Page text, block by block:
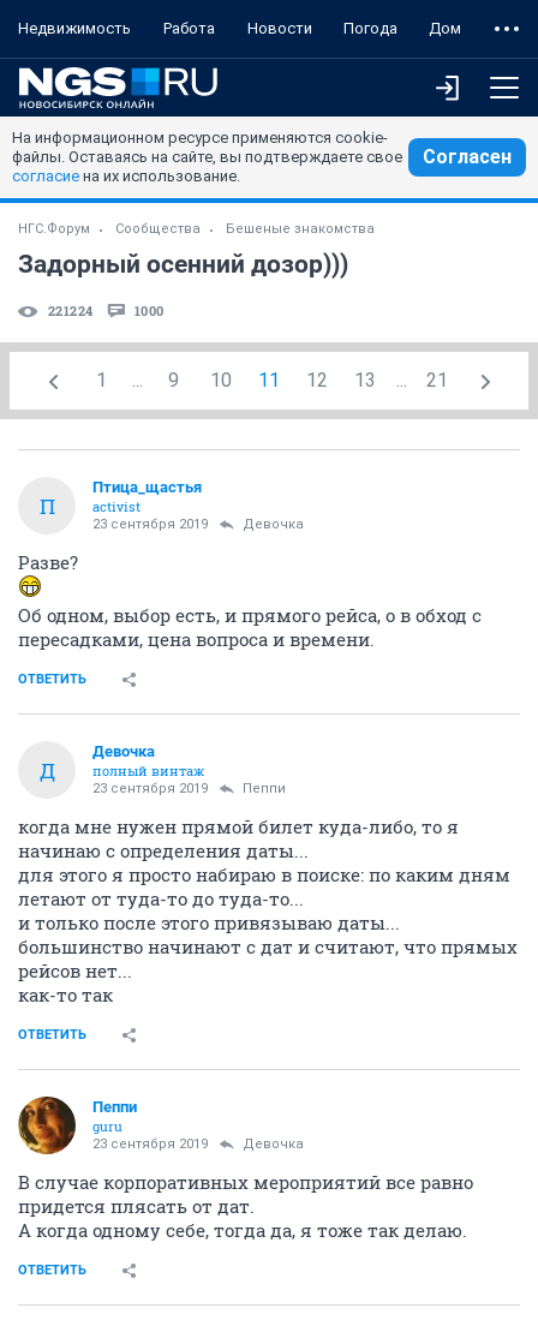
Недвижимость Работа Новости Погода Дом
На информационном ресурсе применяются cookie-
файлы. Оставаясь на сайте, вы подтверждаете свое
согласие на их использование.
Согласен
НГС.Форум Сообщества Бешеные знакомства
Задорный осенний дозор)))
221224 1000
1 ... 9 10 11 12 13 ... 21
П
Птица_щастья
activist
23 сентября 2019 Девочка
Разве?
Об одном, выбор есть, и прямого рейса, о в обход с
пересадками, цена вопроса и времени.
ОТВЕТИТЬ
Д
Девочка
полный винтаж
23 сентября 2019 Пeппи
когда мне нужен прямой билет куда-либо, то я
начинаю с определения даты...
для этого я просто набираю в поиске: по каким дням
летают от туда-то до туда-то...
и только после этого привязываю даты...
большинство начинают с дат и считают, что прямых
рейсов нет...
как-то так
ОТВЕТИТЬ
Пeппи
guru
23 сентября 2019 Девочка
В случае корпоративных мероприятий все равно
придется плясать от дат.
А когда одному себе, тогда да, я тоже так делаю.
ОТВЕТИТЬ